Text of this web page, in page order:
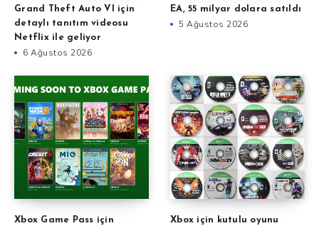
Grand Theft Auto VI için
detaylı tanıtım videosu
Netflix ile geliyor
6 Ağustos 2026
EA, 55 milyar dolara satıldı
5 Ağustos 2026
Xbox Game Pass için Xbox için kutulu oyunu